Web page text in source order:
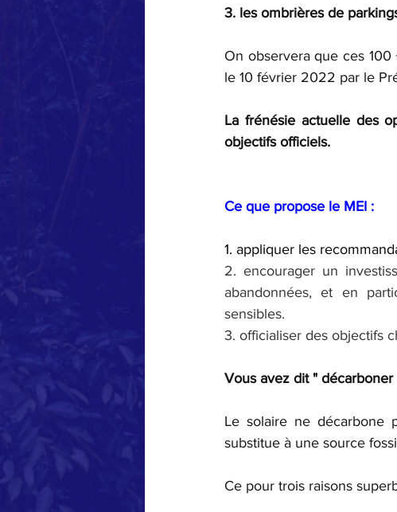
3. les ombrières de
On observera que ces 100
le 10 février 2022 par le
La frénésie actuelle des
objectifs officiels.
Ce que propose le MEI :
1. appliquer les
2. encourager un
abandonnées, et en
sensibles.
3. officialiser des objectifs
Vous avez dit " décarboner
Le solaire ne décarbone
substitue à une source
Ce pour trois raisons